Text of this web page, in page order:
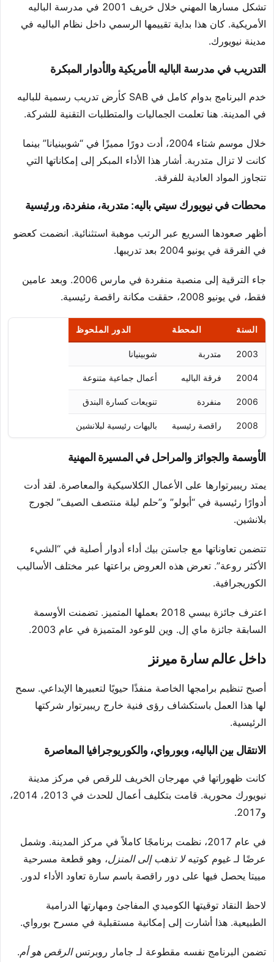
تشكل مسارها المهني خلال خريف 2001 في مدرسة الباليه
الأمريكية. كان هذا بداية تقييمها الرسمي داخل نظام الباليه في
مدينة نيويورك.
التدريب في مدرسة الباليه الأمريكية والأدوار المبكرة
خدم البرنامج بدوام كامل في SAB كأرض تدريب رسمية للباليه
في المدينة. هنا تعلمت الجماليات والمتطلبات التقنية للشركة.
خلال موسم شتاء 2004، أدت دورًا مميزًا في “شوبينيانا” بينما
كانت لا تزال متدربة. أشار هذا الأداء المبكر إلى إمكاناتها التي
تتجاوز المواد العادية للفرقة.
محطات في نيويورك سيتي باليه: متدربة، منفردة، ورئيسية
أظهر صعودها السريع عبر الرتب موهبة استثنائية. انضمت كعضو
في الفرقة في يونيو 2004 بعد تدريبها.
جاء الترقية إلى منصبة منفردة في مارس 2006. وبعد عامين
فقط، في يونيو 2008، حققت مكانة راقصة رئيسية.
السنة المحطة الدور الملحوظ
2003 متدربة شوبينيانا
2004 فرقة الباليه أعمال جماعية متنوعة
2006 منفردة تنويعات كسارة البندق
2008 راقصة رئيسية باليهات رئيسية لبلانشين
الأوسمة والجوائز والمراحل في المسيرة المهنية
يمتد ريبيرتوارها على الأعمال الكلاسيكية والمعاصرة. لقد أدت
أدوارًا رئيسية في “أبولو” و”حلم ليلة منتصف الصيف” لجورج
بلانشين.
تتضمن تعاوناتها مع جاستن بيك أداء أدوار أصلية في “الشيء
الأكثر روعة”. تعرض هذه العروض براعتها عبر مختلف الأساليب
الكوريجرافية.
اعترف جائزة بيسي 2018 بعملها المتميز. تضمنت الأوسمة
السابقة جائزة ماي إل. وين للوعود المتميزة في عام 2003.
داخل عالم سارة ميرنز
أصبح تنظيم برامجها الخاصة منفذًا حيويًا لتعبيرها الإبداعي. سمح
لها هذا العمل باستكشاف رؤى فنية خارج ريبيرتوار شركتها
الرئيسية.
الانتقال بين الباليه، وبورواي، والكوريوجرافيا المعاصرة
كانت ظهوراتها في مهرجان الخريف للرقص في مركز مدينة
نيويورك محورية. قامت بتكليف أعمال للحدث في 2013، 2014،
و2017.
في عام 2017، نظمت برنامجًا كاملاً في مركز المدينة. وشمل
عرضًا لـ غيوم كوتيهلا تذهب إلى المنزل، وهو قطعة مسرحية
مييتا يحصل فيها على دور راقصة باسم سارة تعاود الأداء لدور.
لاحظ النقاد توقيتها الكوميدي المفاجئ ومهارتها الدرامية
الطبيعية. هذا أشارت إلى إمكانية مستقبلية في مسرح بورواي.
تضمن البرنامج نفسه مقطوعة لـ جامار روبرتسالرقص هو أم.